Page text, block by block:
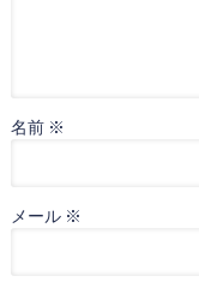
名前 ※
メール ※